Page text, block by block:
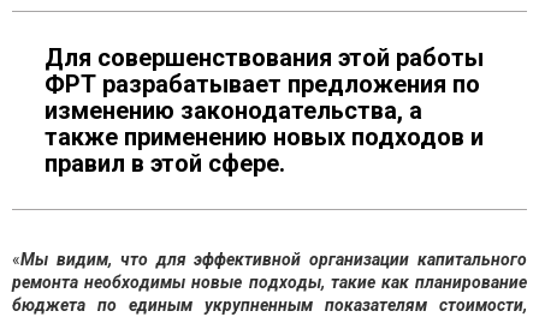
Для совершенствования этой работы
ФРТ разрабатывает предложения по
изменению законодательства, а
также применению новых подходов и
правил в этой сфере.
«Мы видим, что для эффективной организации капитального
ремонта необходимы новые подходы, такие как планирование
бюджета по единым укрупненным показателям стоимости,